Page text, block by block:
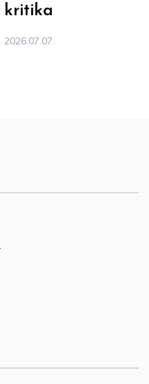
kritika
2026.07.07.